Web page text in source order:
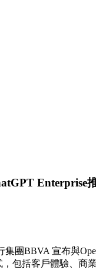
Enterprise
集團BBVA 宣布與
包括客戶體驗、商